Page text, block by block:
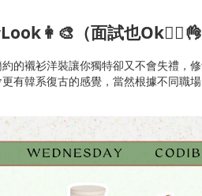
（面試也
的襯衫洋裝讓你獨特卻又不會失禮，
有韓系復古的感覺，當然根據不同職